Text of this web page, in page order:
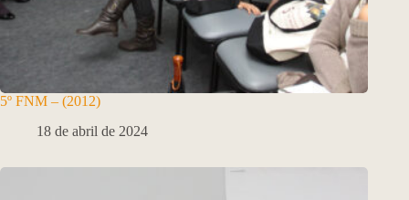
5º FNM – (2012)
18 de abril de 2024